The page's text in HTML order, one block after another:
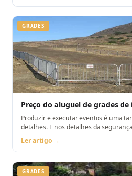
GRADES
Preço do aluguel de grades
Produzir e executar eventos é uma
detalhes. E nos detalhes da segurança, não pode faltar Preço
aluguel de grades de isolamento
Ler artigo →
GRADES